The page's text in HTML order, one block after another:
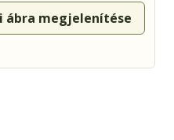
ábra megjelenítése